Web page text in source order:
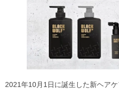
2021年10月1日に誕生した新ヘア